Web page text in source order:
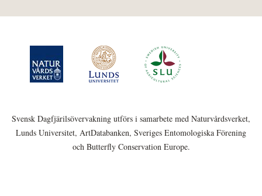
Svensk Dagfjärilsövervakning utförs i samarbete med Naturvårdsverket,
Lunds Universitet, ArtDatabanken, Sveriges Entomologiska Förening
och Butterfly Conservation Europe.